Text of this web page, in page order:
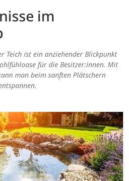
im
Teich ist ein anziehender Blickpunkt
für die Besitzer:innen. Mit
man beim sanften Plätschern